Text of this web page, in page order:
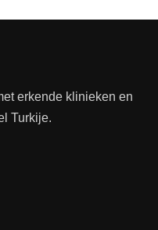
erkende klinieken en
Turkije.